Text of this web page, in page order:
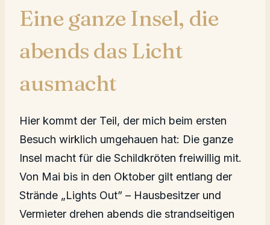
Eine ganze Insel, die
abends das Licht
ausmacht
Hier kommt der Teil, der mich beim ersten
Besuch wirklich umgehauen hat: Die ganze
Insel macht für die Schildkröten freiwillig mit.
Von Mai bis in den Oktober gilt entlang der
Strände „Lights Out” – Hausbesitzer und
Vermieter drehen abends die strandseitigen